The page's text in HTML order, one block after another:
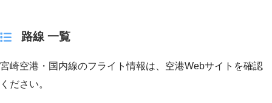
路線 一覧
宮崎空港・国内線のフライト情報は、空港Webサイトを確認
ください。